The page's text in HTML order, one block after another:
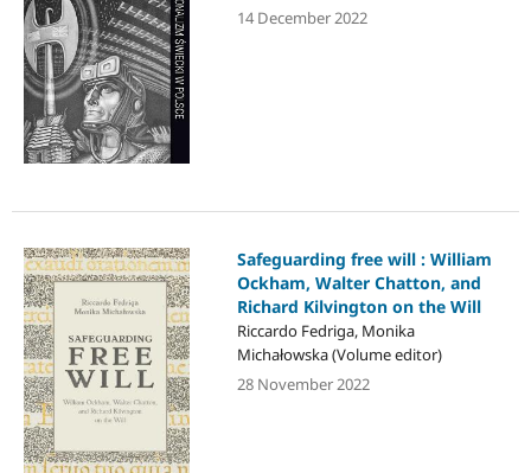
14 December 2022
Safeguarding free will : William
Ockham, Walter Chatton, and
Richard Kilvington on the Will
Riccardo Fedriga, Monika
Michałowska (Volume editor)
28 November 2022